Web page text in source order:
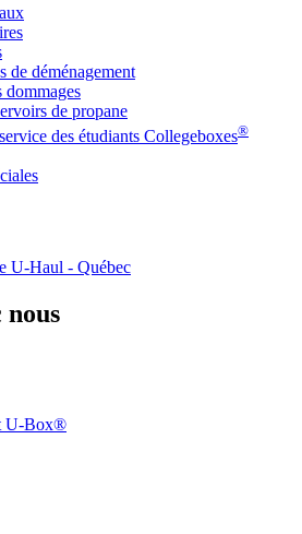
de déménagement
dommages
de propane
des étudiants Collegeboxes®
U-Haul - Québec
nous
U-Box®